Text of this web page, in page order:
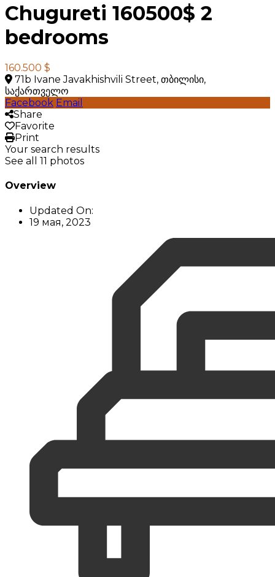
Chugureti 160500$ 2
bedrooms
160.500 $
71b Ivane Javakhishvili Street, თბილისი,
საქართველო
Facebook Email
Share
Favorite
Print
Your search results
See all 11 photos
Overview
Updated On:
19 мая, 2023